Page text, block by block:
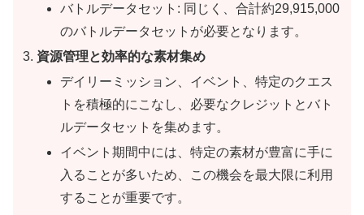
バトルデータセット: 同じく、合計約29,915,000
のバトルデータセットが必要となります。
資源管理と効率的な素材集め
デイリーミッション、イベント、特定のクエス
トを積極的にこなし、必要なクレジットとバト
ルデータセットを集めます。
イベント期間中には、特定の素材が豊富に手に
入ることが多いため、この機会を最大限に利用
することが重要です。